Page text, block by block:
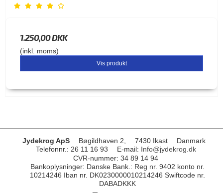
1.250,00 DKK
(inkl. moms)
Vis produkt
Jydekrog ApS Bøgildhaven 2, 7430 Ikast
Danmark
Telefonnr.: 26 11 16 93 E-mail: Info@jydekrog.dk
CVR-nummer: 34 89 14 94
Bankoplysninger: Danske Bank.: Reg nr. 9402 konto nr.
10214246 Iban nr. DK0230000010214246 Swiftcode nr.
DABADKKK